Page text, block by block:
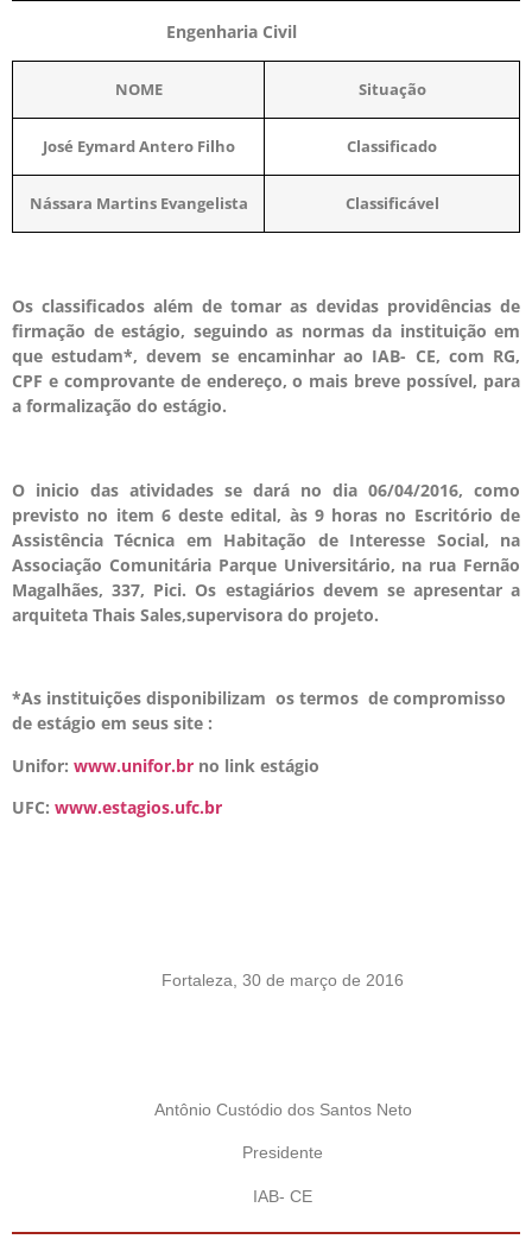
Engenharia Civil
NOME Situação
José Eymard Antero Filho Classificado
Nássara Martins Evangelista Classificável
Os classificados além de tomar as devidas providências de
firmação de estágio, seguindo as normas da instituição em
que estudam*, devem se encaminhar ao IAB- CE, com RG,
CPF e comprovante de endereço, o mais breve possível, para
a formalização do estágio.
O inicio das atividades se dará no dia 06/04/2016, como
previsto no item 6 deste edital, às 9 horas no Escritório de
Assistência Técnica em Habitação de Interesse Social, na
Associação Comunitária Parque Universitário, na rua Fernão
Magalhães, 337, Pici. Os estagiários devem se apresentar a
arquiteta Thais Sales,supervisora do projeto.
*As instituições disponibilizam os termos de compromisso
de estágio em seus site :
Unifor: www.unifor.br no link estágio
UFC: www.estagios.ufc.br
Fortaleza, 30 de março de 2016
Antônio Custódio dos Santos Neto
Presidente
IAB- CE